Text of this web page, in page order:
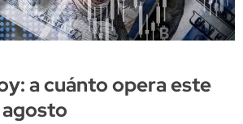
a cuánto opera este